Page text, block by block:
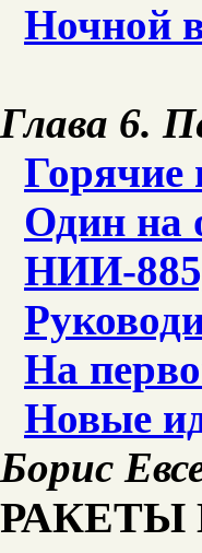
Ночной
Глава 6.
Один на
НИИ-
На
Новые
Борис